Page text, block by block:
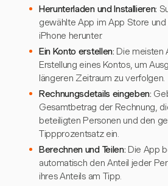
Herunterladen und Installieren:
gewählte App im App Store und
iPhone herunter.
Ein Konto erstellen: Die meisten
Erstellung eines Kontos, um
längeren Zeitraum zu verfolgen.
Rechnungsdetails eingeben:
Gesamtbetrag der Rechnung,
beteiligten Personen und den
Tippprozentsatz ein.
Berechnen und Teilen: Die App
automatisch den Anteil jeder
ihres Anteils am Tipp.